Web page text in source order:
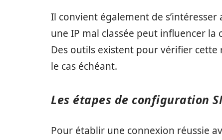
Il convient également de
une IP mal classée peut influencer
Des outils existent pour vérifier
le cas échéant.
Les étapes de configuration
Pour établir une connexion réussie